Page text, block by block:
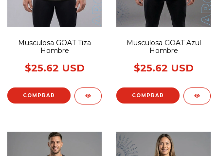
Musculosa GOAT Tiza
Hombre
$25.62 USD
COMPRAR
Musculosa GOAT Azul
Hombre
$25.62 USD
COMPRAR